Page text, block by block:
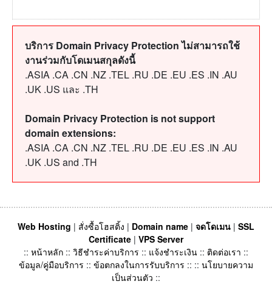
บริการ Domain Privacy Protection ไม่สามารถใช้
งานร่วมกับโดเมนสกุลดังนี้
.ASIA .CA .CN .NZ .TEL .RU .DE .EU .ES .IN .AU
.UK .US และ .TH
Domain Privacy Protection is not support
domain extensions:
.ASIA .CA .CN .NZ .TEL .RU .DE .EU .ES .IN .AU
.UK .US and .TH
Web Hosting | สั่งซื้อโฮสติ้ง | Domain name | จดโดเมน | SSL
Certificate | VPS Server
:: หน้าหลัก :: วิธีชำระค่าบริการ :: แจ้งชำระเงิน :: ติดต่อเรา ::
ข้อมูล/คู่มือบริการ :: ข้อตกลงในการรับบริการ :: :: นโยบายความ
เป็นส่วนตัว ::